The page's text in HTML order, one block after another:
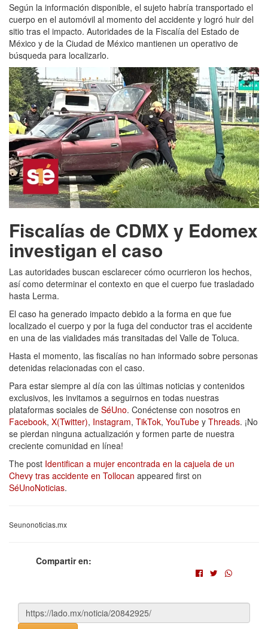
Según la información disponible, el sujeto habría transportado el
cuerpo en el automóvil al momento del accidente y logró huir del
sitio tras el impacto. Autoridades de la Fiscalía del Estado de
México y de la Ciudad de México mantienen un operativo de
búsqueda para localizarlo.
Fiscalías de CDMX y Edomex
investigan el caso
Las autoridades buscan esclarecer cómo ocurrieron los hechos,
así como determinar el contexto en que el cuerpo fue trasladado
hasta Lerma.
El caso ha generado impacto debido a la forma en que fue
localizado el cuerpo y por la fuga del conductor tras el accidente
en una de las vialidades más transitadas del Valle de Toluca.
Hasta el momento, las fiscalías no han informado sobre personas
detenidas relacionadas con el caso.
Para estar siempre al día con las últimas noticias y contenidos
exclusivos, les invitamos a seguirnos en todas nuestras
plataformas sociales de SéUno. Conéctense con nosotros en
Facebook, X(Twitter), Instagram, TikTok, YouTube y Threads. ¡No
se pierdan ninguna actualización y formen parte de nuestra
creciente comunidad en línea!
The post Identifican a mujer encontrada en la cajuela de un
Chevy tras accidente en Tollocan appeared first on
SéUnoNoticias.
Seunonoticias.mx
Compartir en: